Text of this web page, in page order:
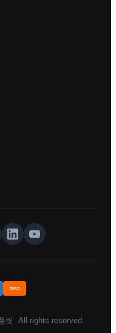
DISC
릿. All rights reserved.